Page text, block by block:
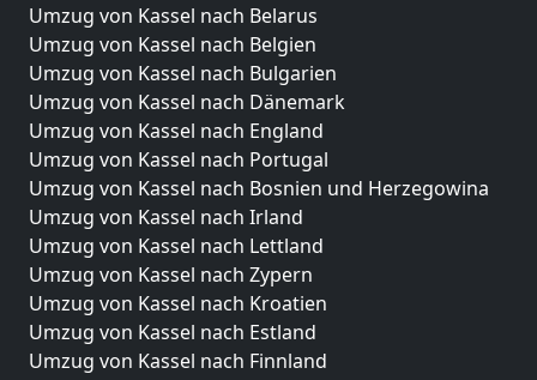
Umzug von Kassel nach Belarus
Umzug von Kassel nach Belgien
Umzug von Kassel nach Bulgarien
Umzug von Kassel nach Dänemark
Umzug von Kassel nach England
Umzug von Kassel nach Portugal
Umzug von Kassel nach Bosnien und Herzegowina
Umzug von Kassel nach Irland
Umzug von Kassel nach Lettland
Umzug von Kassel nach Zypern
Umzug von Kassel nach Kroatien
Umzug von Kassel nach Estland
Umzug von Kassel nach Finnland